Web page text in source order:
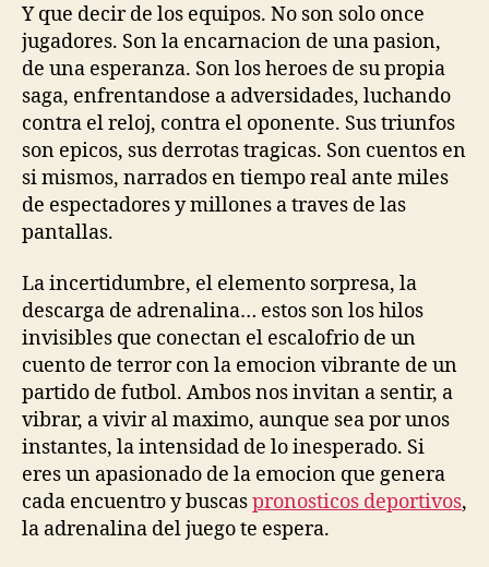
Y que decir de los equipos. No son solo once
jugadores. Son la encarnacion de una pasion,
de una esperanza. Son los heroes de su propia
saga, enfrentandose a adversidades, luchando
contra el reloj, contra el oponente. Sus triunfos
son epicos, sus derrotas tragicas. Son cuentos en
si mismos, narrados en tiempo real ante miles
de espectadores y millones a traves de las
pantallas.
La incertidumbre, el elemento sorpresa, la
descarga de adrenalina… estos son los hilos
invisibles que conectan el escalofrio de un
cuento de terror con la emocion vibrante de un
partido de futbol. Ambos nos invitan a sentir, a
vibrar, a vivir al maximo, aunque sea por unos
instantes, la intensidad de lo inesperado. Si
eres un apasionado de la emocion que genera
cada encuentro y buscaspronosticos deportivos,
la adrenalina del juego te espera.